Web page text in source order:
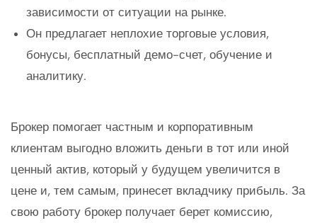
зависимости от ситуации на рынке.
Он предлагает неплохие торговые условия,
бонусы, бесплатный демо-счет, обучение и
аналитику.
Брокер помогает частным и корпоративным
клиентам выгодно вложить деньги в тот или иной
ценный актив, который у будущем увеличится в
цене и, тем самым, принесет вкладчику прибыль. За
свою работу брокер получает берет комиссию,